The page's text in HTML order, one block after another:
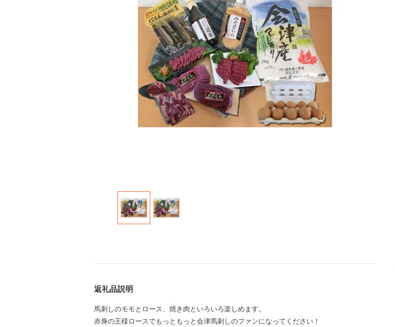
返礼品説明
馬刺しのモモとロース、焼き肉といろいろ楽しめます。
赤身の王様ロースでもっともっと会津馬刺しのファンになってください！